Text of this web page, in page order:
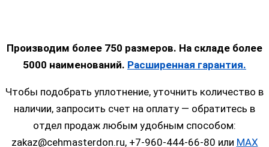
Производим более 750 размеров. На складе более
5000 наименований. Расширенная гарантия.
Чтобы подобрать уплотнение, уточнить количество в
наличии, запросить счет на оплату — обратитесь в
отдел продаж любым удобным способом:
zakaz@cehmasterdon.ru, +7-960-444-66-80 или MAX